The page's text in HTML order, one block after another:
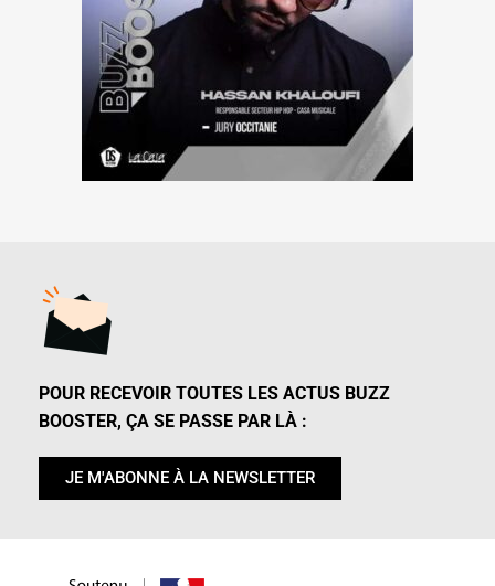
POUR RECEVOIR TOUTES LES ACTUS BUZZ
BOOSTER, ÇA SE PASSE PAR LÀ :
JE M'ABONNE À LA NEWSLETTER